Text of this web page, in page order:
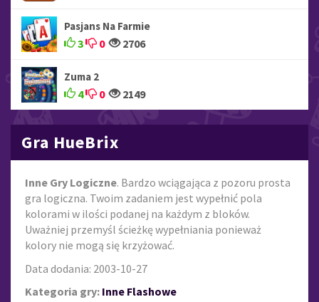
Pasjans Na Farmie
3 0 2706
Zuma 2
4 0 2149
Gra HueBrix
Inne Gry Logiczne. Bardzo wciągająca z pozoru prosta
gra logiczna. Twoim zadaniem jest wypełnić pola
kolorami w ilości podanej na każdym z bloków.
Uważniej przemyśl ścieżkę wypełniania ponieważ
kolory nie mogą się krzyżować.
Data dodania: 2003-10-27
Kategoria gry: Inne Flashowe